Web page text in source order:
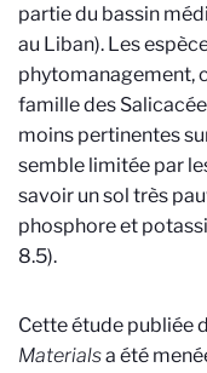
partie du bassin
au Liban). Les
phytomanagement,
famille des
moins pertinentes
semble limitée par
savoir un sol très
phosphore et
8.5).
Cette étude publiée
Materialsa été